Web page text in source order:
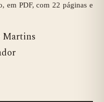
em PDF, com 22 páginas e
Martins